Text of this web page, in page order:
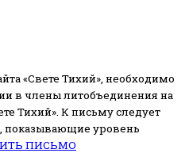
«Свете Тихий», необходимо
в члены литобъединения на
Тихий». К письму следует
показывающие уровень
ПИСЬМО